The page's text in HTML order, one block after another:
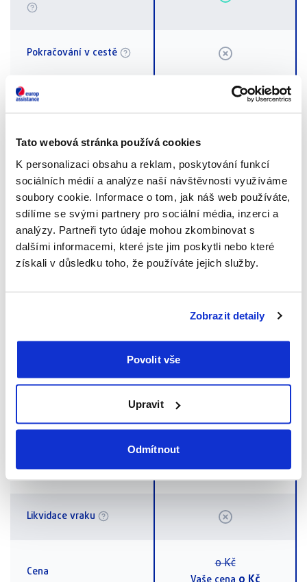
Tato webová stránka používá cookies
K personalizaci obsahu a reklam, poskytování funkcí
sociálních médií a analýze naší návštěvnosti využíváme
soubory cookie. Informace o tom, jak náš web používáte,
sdílíme se svými partnery pro sociální média, inzerci a
analýzy. Partneři tyto údaje mohou zkombinovat s
dalšími informacemi, které jste jim poskytli nebo které
získali v důsledku toho, že používáte jejich služby.
Zobrazit detaily
Povolit vše
Upravit
Odmítnout
Pokračování v cestě
Náhradní vozidlo 5 dní
Náhradní ubytování
Náhradní doprava
Asistence vozidla na
místě
záměna paliva
Náhradní řidič
Likvidace vraku
Cena
0Kč